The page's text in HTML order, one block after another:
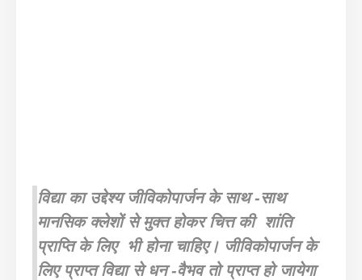
विद्या का उद्देश्य जीविकोपार्जन के साथ -साथ
मानसिक क्लेशों से मुक्त होकर चित्त की शांति
प्राप्ति के लिए भी होना चाहिए। जीविकोपार्जन के
लिए प्राप्त विद्या से धन -वैभव तो प्राप्त हो जायेगा